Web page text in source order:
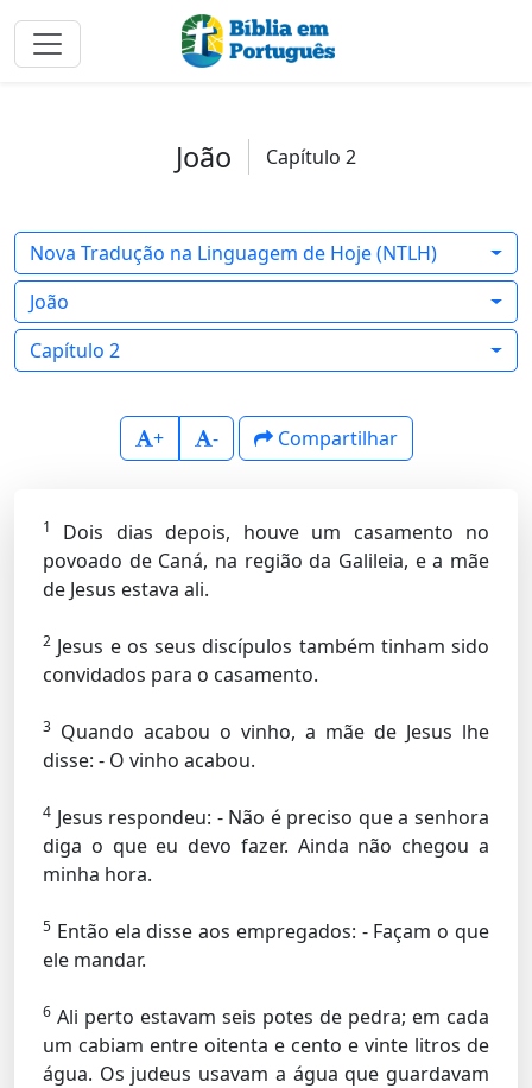
João Capítulo 2
Nova Tradução na Linguagem de Hoje (NTLH)
João
Capítulo 2
+ - Compartilhar
1
Dois dias depois, houve um casamento no
povoado de Caná, na região da Galileia, e a mãe
de Jesus estava ali.
2 Jesus e os seus discípulos também tinham sido
convidados para o casamento.
3 Quando acabou o vinho, a mãe de Jesus lhe
disse: - O vinho acabou.
4 Jesus respondeu: - Não é preciso que a senhora
diga o que eu devo fazer. Ainda não chegou a
minha hora.
5 Então ela disse aos empregados: - Façam o que
ele mandar.
6 Ali perto estavam seis potes de pedra; em cada
um cabiam entre oitenta e cento e vinte litros de
água. Os judeus usavam a água que guardavam